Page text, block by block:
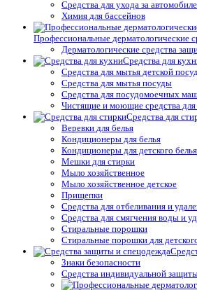
Средства для ухода за
Химия для бассейнов
Профессиональные дерматологические
Дерматологические средства
Средства для
Средства для мытья детской
Средства для мытья посуды
Средства для посудомоечных
Чистящие и моющие средства
Средства для
Веревки для белья
Кондиционеры для белья
Кондиционеры для детского белья
Мешки для стирки
Мыло хозяйственное
Мыло хозяйственное детское
Прищепки
Средства для отбеливания и
Средства для смягчения воды и
Стиральные порошки
Стиральные порошки для
Знаки безопасности
Средства индивидуальной